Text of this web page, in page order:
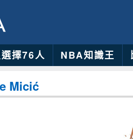
擇76人 NBA知識王
Micić